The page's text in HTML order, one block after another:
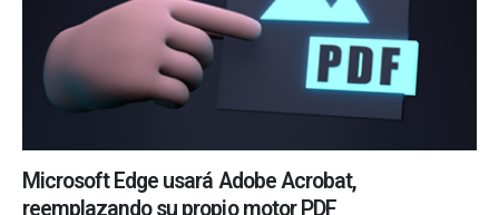
Microsoft Edge usará Adobe Acrobat,
reemplazando su propio motor PDF